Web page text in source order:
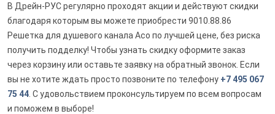
В Дрейн-РУС регулярно проходят акции и действуют скидки
благодаря которым вы можете приобрести 9010.88.86
Решетка для душевого канала Aco по лучшей цене, без риска
получить подделку! Чтобы узнать скидку оформите заказ
через корзину или оставьте заявку на обратный звонок. Если
вы не хотите ждать просто позвоните по телефону +7 495 067
75 44 . С удовольствием проконсультируем по всем вопросам
и поможем в выборе!